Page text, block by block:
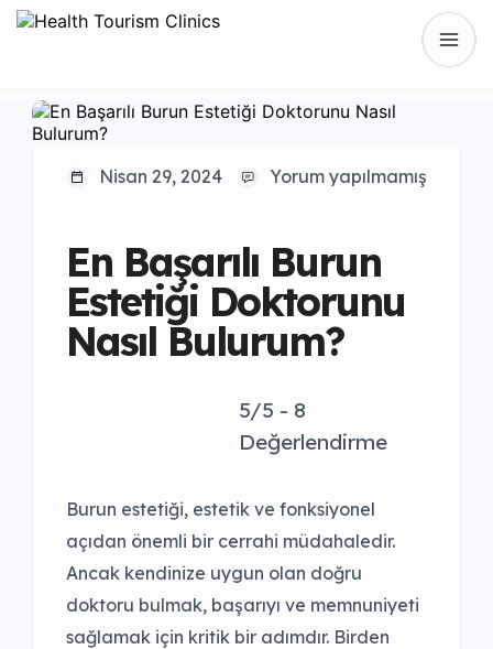
Nisan 29, 2024 Yorum yapılmamış
En Başarılı Burun
Estetiği Doktorunu
Nasıl Bulurum?
5/5 - 8
Değerlendirme
Burun estetiği, estetik ve fonksiyonel
açıdan önemli bir cerrahi müdahaledir.
Ancak kendinize uygun olan doğru
doktoru bulmak, başarıyı ve memnuniyeti
sağlamak için kritik bir adımdır. Birden